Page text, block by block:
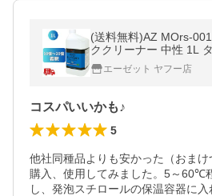
(送料無料)AZ MOrs-
ククリーナー 中性 1L タンクさび取り/さび
落とし/送料無料(北海道
エーゼット ヤフー店
コスパいいかも♪
5
他社同種品よりも安かった（おま
購入、使用してみました。5～60℃
し、発泡スチロールの保温容器に